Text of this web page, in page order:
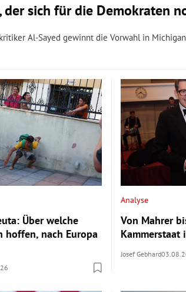
der sich für die Demokraten
Al-Sayed gewinnt die Vorwahl in
Über welche
hoffen, nach Europa
Analyse
Von Mahrer
Kammerstaat
Josef Gebhard